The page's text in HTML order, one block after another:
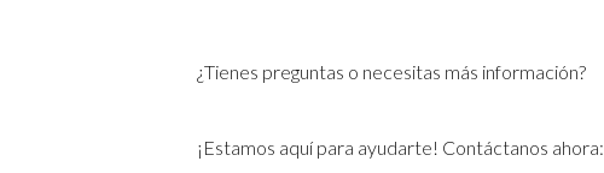
¿Tienes preguntas o necesitas más información?
¡Estamos aquí para ayudarte! Contáctanos ahora: